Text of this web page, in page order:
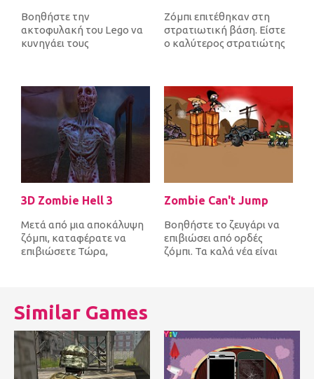
Βοηθήστε την
ακτοφυλακή του Lego να
κυνηγάει τους
Ζόμπι επιτέθηκαν στη
στρατιωτική βάση. Είστε
ο καλύτερος στρατιώτης
3D Zombie Hell 3
Μετά από μια αποκάλυψη
ζόμπι, καταφέρατε να
επιβιώσετε Τώρα,
Zombie Can't Jump
Βοηθήστε το ζευγάρι να
επιβιώσει από ορδές
ζόμπι. Τα καλά νέα είναι
Similar Games